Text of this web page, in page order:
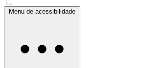
Menu de acessibilidade